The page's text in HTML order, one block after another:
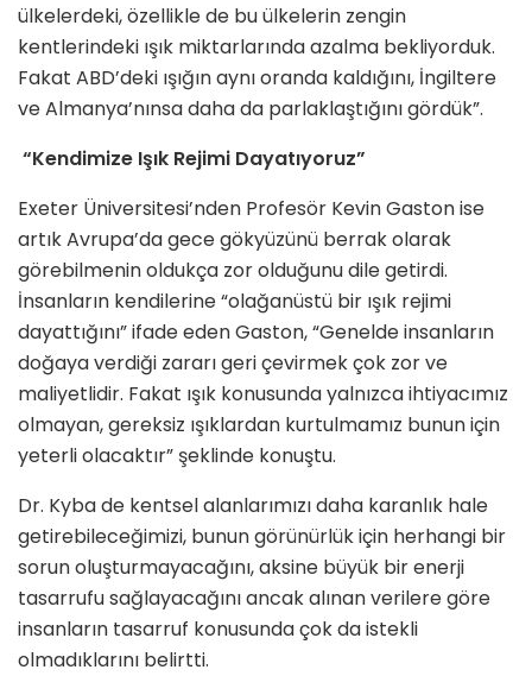
ülkelerdeki, özellikle de bu ülkelerin zengin
kentlerindeki ışık miktarlarında azalma bekliyorduk.
Fakat ABD’deki ışığın aynı oranda kaldığını, İngiltere
ve Almanya’nınsa daha da parlaklaştığını gördük”.
“Kendimize Işık Rejimi Dayatıyoruz”
Exeter Üniversitesi’nden Profesör Kevin Gaston ise
artık Avrupa’da gece gökyüzünü berrak olarak
görebilmenin oldukça zor olduğunu dile getirdi.
İnsanların kendilerine “olağanüstü bir ışık rejimi
dayattığını” ifade eden Gaston, “Genelde insanların
doğaya verdiği zararı geri çevirmek çok zor ve
maliyetlidir. Fakat ışık konusunda yalnızca ihtiyacımız
olmayan, gereksiz ışıklardan kurtulmamız bunun için
yeterli olacaktır” şeklinde konuştu.
Dr. Kyba de kentsel alanlarımızı daha karanlık hale
getirebileceğimizi, bunun görünürlük için herhangi bir
sorun oluşturmayacağını, aksine büyük bir enerji
tasarrufu sağlayacağını ancak alınan verilere göre
insanların tasarruf konusunda çok da istekli
olmadıklarını belirtti.